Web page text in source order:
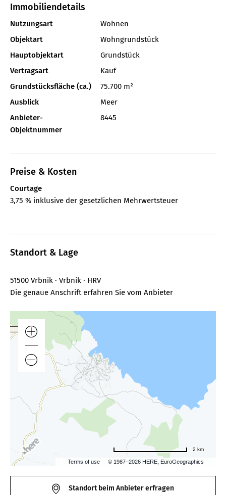
Immobiliendetails
Nutzungsart
Wohnen
Objektart
Wohngrundstück
Hauptobjektart
Grundstück
Vertragsart
Kauf
Grundstücksfläche (ca.)
75.700 m²
Ausblick
Meer
Anbieter-
Objektnummer
8445
Preise & Kosten
Courtage
3,75 % inklusive der gesetzlichen Mehrwertsteuer
Standort & Lage
51500 Vrbnik · Vrbnik · HRV
Die genaue Anschrift erfahren Sie vom Anbieter
Terms of use © 1987–2026 HERE, EuroGeographics
2 km
Standort beim Anbieter erfragen